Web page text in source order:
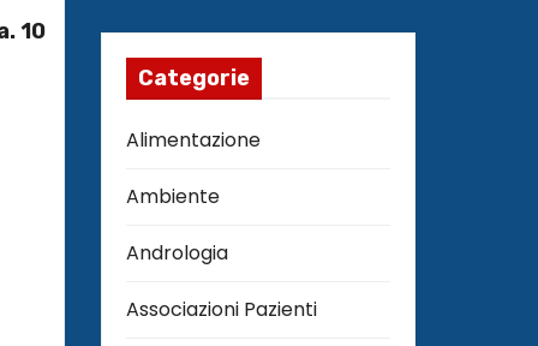
10
Categorie
Alimentazione
Ambiente
Andrologia
Associazioni Pazienti